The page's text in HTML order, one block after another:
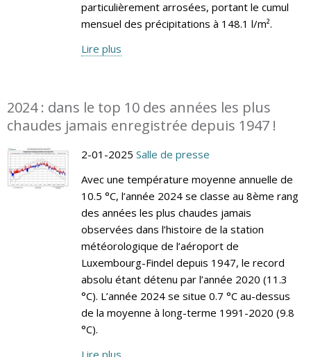
particulièrement arrosées, portant le cumul
mensuel des précipitations à 148.1 l/m².
Lire plus
2024 : dans le top 10 des années les plus
chaudes jamais enregistrée depuis 1947 !
2-01-2025 Salle de presse
Avec une température moyenne annuelle de
10.5 °C, l’année 2024 se classe au 8ème rang
des années les plus chaudes jamais
observées dans l’histoire de la station
météorologique de l’aéroport de
Luxembourg-Findel depuis 1947, le record
absolu étant détenu par l’année 2020 (11.3
°C). L’année 2024 se situe 0.7 °C au-dessus
de la moyenne à long-terme 1991-2020 (9.8
°C).
Lire plus